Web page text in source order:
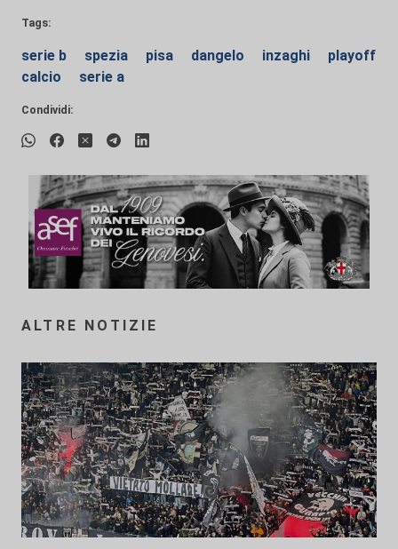
Tags:
serie b spezia pisa dangelo inzaghi
playoff
calcio
serie a
Condividi:
ALTRE NOTIZIE